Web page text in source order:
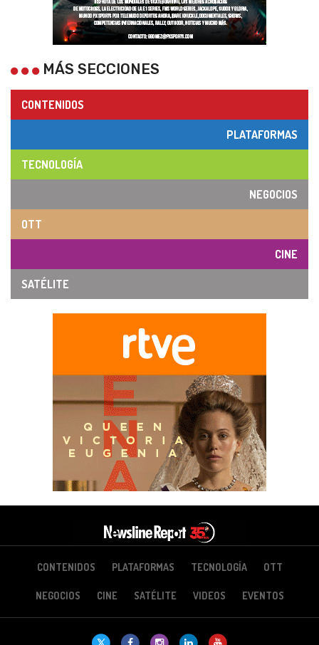
MÁS SECCIONES
CONTENIDOS
PLATAFORMAS
TECNOLOGÍA
NEGOCIOS
OTT
CINE
SATÉLITE
CONTENIDOS PLATAFORMAS TECNOLOGÍA OTT
NEGOCIOS CINE SATÉLITE VIDEOS EVENTOS